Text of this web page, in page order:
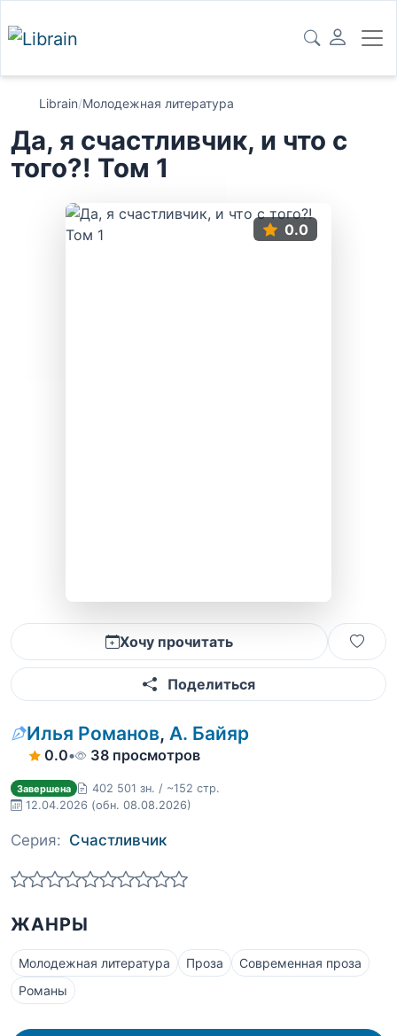
Librain/Молодежная литература
Да, я счастливчик, и что с
того?! Том 1
0.0
Хочу прочитать
Поделиться
Илья Романов, А. Байяр
0.0• 38 просмотров
Завершена
402 501 зн. / ~152 стр.
12.04.2026 (обн. 08.08.2026)
Серия: Счастливчик
ЖАНРЫ
Молодежная литература Проза
Современная проза
Романы